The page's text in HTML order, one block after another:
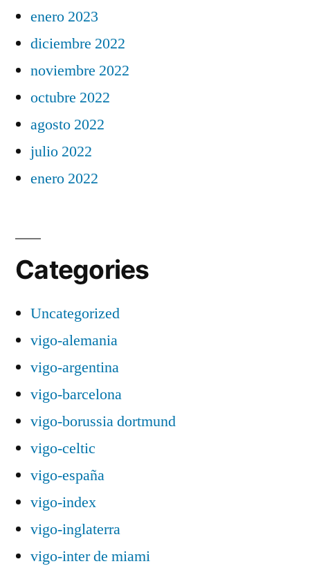
enero 2023
diciembre 2022
noviembre 2022
octubre 2022
agosto 2022
julio 2022
enero 2022
Categories
Uncategorized
vigo-alemania
vigo-argentina
vigo-barcelona
vigo-borussia dortmund
vigo-celtic
vigo-españa
vigo-index
vigo-inglaterra
vigo-inter de miami